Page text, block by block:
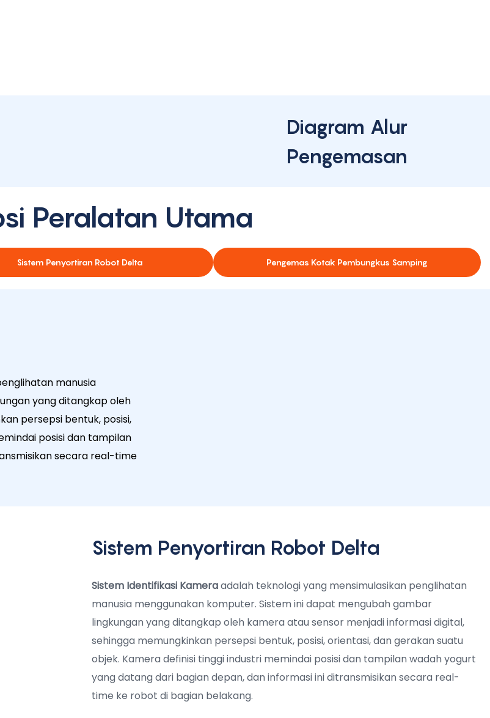
Diagram Alur
Pengemasan
Peralatan Utama
Sistem Penyortiran Robot Delta Pengemas Kotak Pembungkus Samping
manusia
yang ditangkap oleh
persepsi bentuk, posisi,
posisi dan tampilan
secara real-time
Sistem Penyortiran Robot Delta
Sistem Identifikasi Kameraadalah teknologi yang mensimulasikan penglihatan
manusia menggunakan komputer. Sistem ini dapat mengubah gambar
lingkungan yang ditangkap oleh kamera atau sensor menjadi informasi digital,
sehingga memungkinkan persepsi bentuk, posisi, orientasi, dan gerakan suatu
objek. Kamera definisi tinggi industri memindai posisi dan tampilan wadah yogurt
yang datang dari bagian depan, dan informasi ini ditransmisikan secara real-
time ke robot di bagian belakang.